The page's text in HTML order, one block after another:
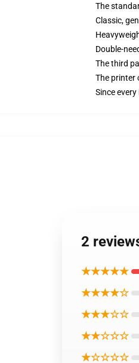
The
Classic,
Double-
The third
The printer
Since
2
★★★★★
★★★★☆
★★★☆☆
★★☆☆☆
★☆☆☆☆